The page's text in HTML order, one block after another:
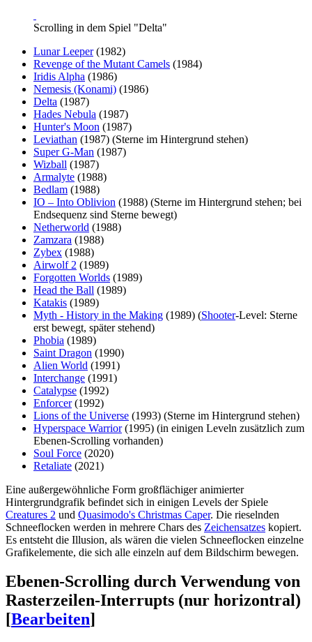
Scrolling in dem Spiel "Delta"
Lunar Leeper(1982)
Revenge of the Mutant Camels (1984)
Iridis Alpha (1986)
Nemesis (Konami) (1986)
Delta (1987)
Hades Nebula (1987)
Hunter's Moon (1987)
Leviathan (1987) (Sterne im Hintergrund stehen)
Super G-Man (1987)
Wizball (1987)
Armalyte (1988)
Bedlam (1988)
IO – Into Oblivion (1988) (Sterne im Hintergrund stehen; bei
Endsequenz sind Sterne bewegt)
Netherworld (1988)
Zamzara (1988)
Zybex (1988)
Airwolf 2 (1989)
Forgotten Worlds (1989)
Head the Ball (1989)
Katakis (1989)
Myth - History in the Making (1989) (Shooter-Level: Sterne
erst bewegt, später stehend)
Phobia (1989)
Saint Dragon (1990)
Alien World (1991)
Interchange (1991)
Catalypse (1992)
Enforcer(1992)
Lions of the Universe (1993) (Sterne im Hintergrund stehen)
Hyperspace Warrior(1995) (in einigen Leveln zusätzlich zum
Ebenen-Scrolling vorhanden)
Soul Force (2020)
Retaliate (2021)
Eine außergewöhnliche Form großflächiger animierter
Hintergrundgrafik befindet sich in einigen Levels der Spiele
Creatures 2 und Quasimodo's Christmas Caper. Die rieselnden
Schneeflocken werden in mehrere Chars des Zeichensatzes kopiert.
Es entsteht die Illusion, als wären die vielen Schneeflocken einzelne
Grafikelemente, die sich alle einzeln auf dem Bildschirm bewegen.
Ebenen-Scrolling durch Verwendung von
Rasterzeilen-Interrupts (nur horizontral)
[Bearbeiten]